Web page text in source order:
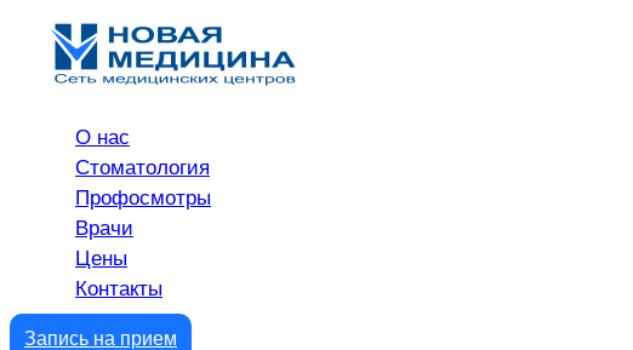
О нас
Стоматология
Профосмотры
Врачи
Цены
Контакты
Запись на прием